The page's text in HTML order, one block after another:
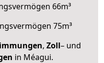
66m³
75m³
, Zoll– und
in Méagui.